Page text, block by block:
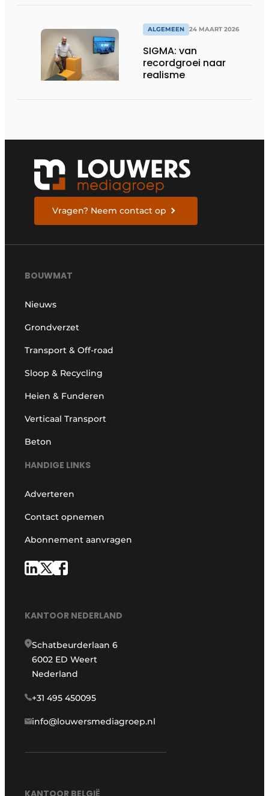
ALGEMEEN 24 MAART 2026
SIGMA: van
recordgroei naar
realisme
Vragen? Neem contact op
BOUWMAT
Nieuws
Grondverzet
Transport & Off-road
Sloop & Recycling
Heien & Funderen
Verticaal Transport
Beton
HANDIGE LINKS
Adverteren
Contact opnemen
Abonnement aanvragen
KANTOOR NEDERLAND
Schatbeurderlaan 6
6002 ED Weert
Nederland
+31 495 450095
info@louwersmediagroep.nl
KANTOOR BELGIË